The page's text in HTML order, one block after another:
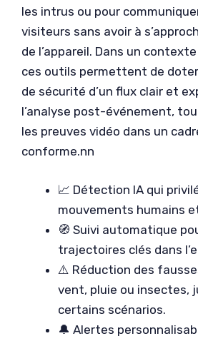
les intrus ou pour
visiteurs sans avoir à
de l’appareil. Dans un
ces outils permettent de
de sécurité d’un flux clair et
l’analyse post-événement,
les preuves vidéo dans un
conforme.nn
📈 Détection IA qui
mouvements humains
🧭 Suivi automatique
trajectoires clés dans
⚠️ Réduction des
vent, pluie ou insectes,
certains scénarios.
🔔 Alertes